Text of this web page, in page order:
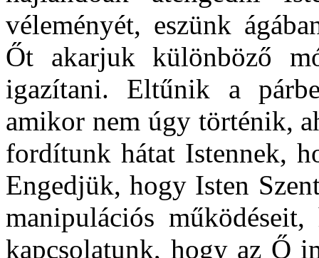
véleményét, eszünk
Őt akarjuk különböző
igazítani. Eltűnik a
amikor nem úgy történik,
fordítunk hátat Istennek,
Engedjük, hogy Isten
manipulációs
kapcsolatunk, hogy az Ő